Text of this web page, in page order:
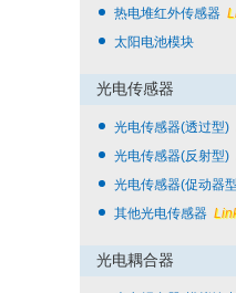
热电堆红外传感器
太阳电池模块
光电传感器
光电传感器(透过型)
光电传感器(反射型)
光电传感器(促动器
其他光电传感器
光电耦合器